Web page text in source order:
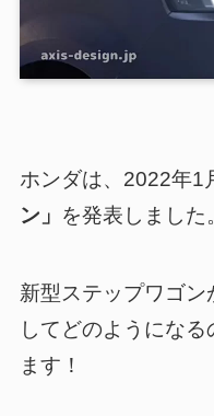
ホンダは、2022年1
ン」 を発表しました
新型ステップワゴ
してどのようにな
ます！